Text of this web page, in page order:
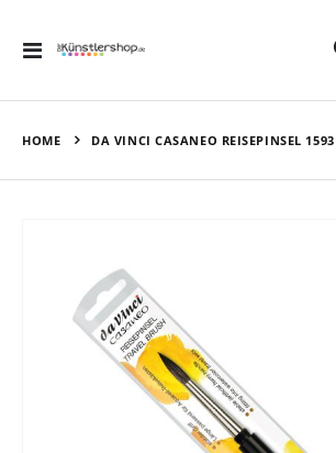
Navigation
HOME DA VINCI CASANEO REISEPINSEL 1593
Bildergalerie